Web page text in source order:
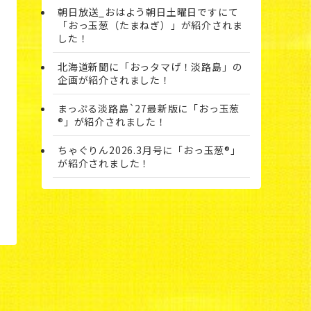
朝日放送_おはよう朝日土曜日ですにて
「おっ玉葱（たまねぎ）」が紹介されま
した！
北海道新聞に「おっタマげ！淡路島」の
企画が紹介されました！
まっぷる淡路島`27最新版に「おっ玉葱
®」が紹介されました！
ちゃぐりん2026.3月号に「おっ玉葱®」
が紹介されました！